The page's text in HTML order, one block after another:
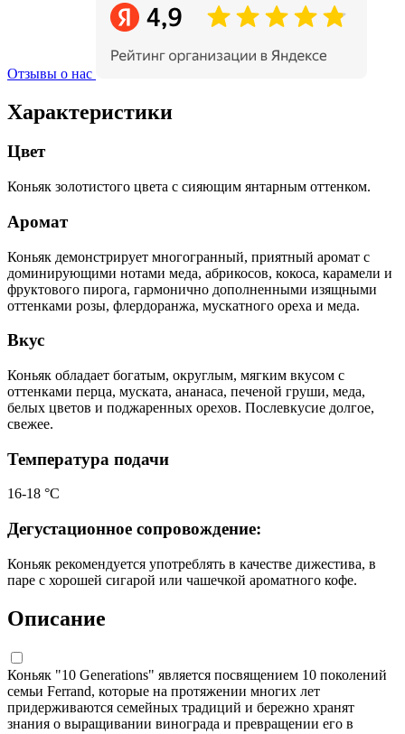
Отзывы о нас
Характеристики
Цвет
Коньяк золотистого цвета с сияющим янтарным оттенком.
Аромат
Коньяк демонстрирует многогранный, приятный аромат с
доминирующими нотами меда, абрикосов, кокоса, карамели и
фруктового пирога, гармонично дополненными изящными
оттенками розы, флердоранжа, мускатного ореха и меда.
Вкус
Коньяк обладает богатым, округлым, мягким вкусом с
оттенками перца, муската, ананаса, печеной груши, меда,
белых цветов и поджаренных орехов. Послевкусие долгое,
свежее.
Температура подачи
16-18 °С
Дегустационное сопровождение:
Коньяк рекомендуется употреблять в качестве дижестива, в
паре с хорошей сигарой или чашечкой ароматного кофе.
Описание
Коньяк "10 Generations" является посвящением 10 поколений
семьи Ferrand, которые на протяжении многих лет
придерживаются семейных традиций и бережно хранят
знания о выращивании винограда и превращении его в